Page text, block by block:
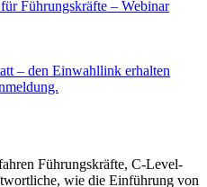
Führungskräfte – Webinar
– den Einwahllink erhalten
Führungskräfte, C-Level-
wie die Einführung von